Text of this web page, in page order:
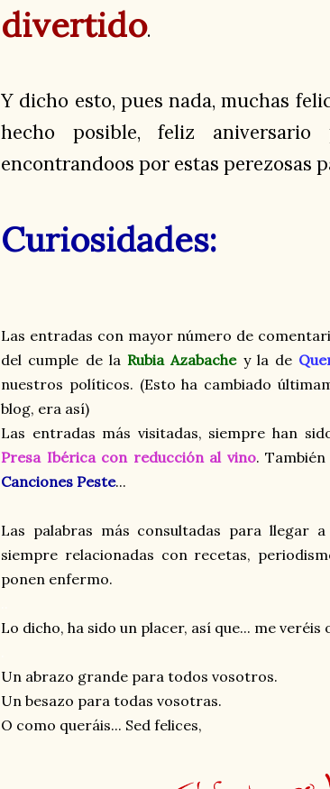
divertido.
Y dicho esto, pues nada, muchas
hecho posible, feliz
encontrandoos por estas perezosas
Curiosidades:
Las entradas con mayor número de
del cumple de laRubia Azabachey la de
nuestros políticos. (Esto ha cambiado
blog, era así)
Las entradas más visitadas, siempre han
Presa Ibérica con reducción al vino.
Canciones Peste...
Las palabras más consultadas para llegar
siempre relacionadas con recetas,
ponen enfermo.
Lo dicho, ha sido un placer, así que... me
Un abrazo grande para todos vosotros.
Un besazo para todas vosotras.
O como queráis... Sed felices,